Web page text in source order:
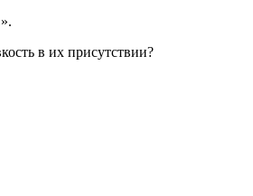
в их присутствии?